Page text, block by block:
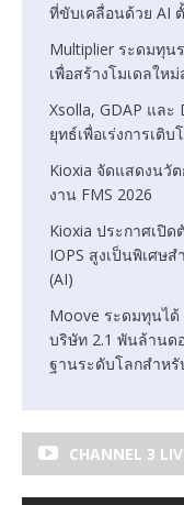
ที่ขับเคลื่อนด้วย AI
Multiplier ระดมทุน
เพื่อสร้างโมเดลให
Xsolla, GDAP แล
ยุทธ์เพื่อเร่งการเติ
Kioxia จัดแสดงนวั
งาน FMS 2026
Kioxia ประกาศเปิด
IOPS สูงเป็นพิเศษ
(AI)
Moove ระดมทุนไ
บริษัท 2.1 พันล้านด
ฐานระดับโลกสำห
CHANNEL 3